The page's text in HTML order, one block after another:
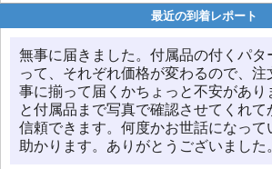
最近の到着レポート
無事に届きました。付属品の付くパタ
って、それぞれ価格が変わるので、
事に揃って届くかちょっと不安があり
と付属品まで写真で確認させてくれ
信頼できます。何度かお世話になって
助かります。ありがとうございました